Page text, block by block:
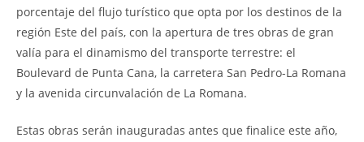
porcentaje del flujo turístico que opta por los destinos de la
región Este del país, con la apertura de tres obras de gran
valía para el dinamismo del transporte terrestre: el
Boulevard de Punta Cana, la carretera San Pedro-La Romana
y la avenida circunvalación de La Romana.
Estas obras serán inauguradas antes que finalice este año,